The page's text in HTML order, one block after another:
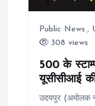
Public News ,
308 views
500 के
यूसीसीआई
उदयपुर (अमोलक